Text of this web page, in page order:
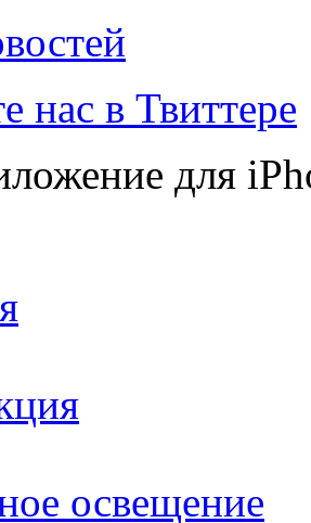
нас в Твиттере
для
освещение